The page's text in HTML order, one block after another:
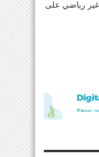
غير رياضي على